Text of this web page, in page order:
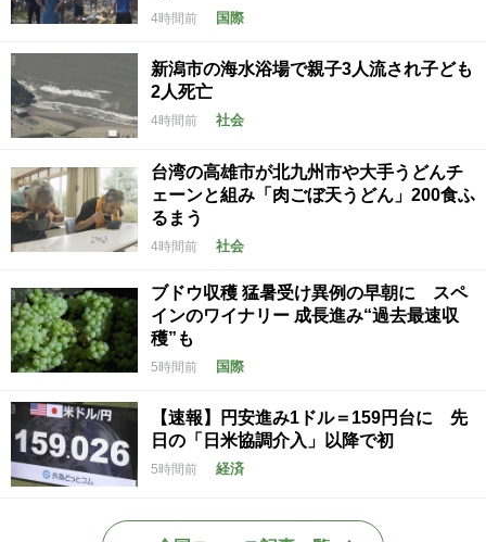
4時間前 国際
新潟市の海水浴場で親子3人流され子ども
2人死亡
4時間前 社会
台湾の高雄市が北九州市や大手うどんチ
ェーンと組み「肉ごぼ天うどん」200食ふ
るまう
4時間前 社会
ブドウ収穫 猛暑受け異例の早朝に スペ
インのワイナリー 成長進み“過去最速収
穫”も
5時間前 国際
【速報】円安進み1ドル＝159円台に 先
日の「日米協調介入」以降で初
5時間前 経済